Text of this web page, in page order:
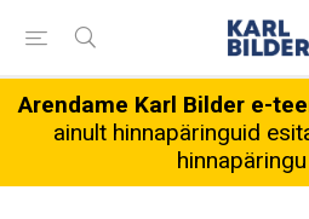
Arendame Karl Bilder e-
ainult hinnapäringuid